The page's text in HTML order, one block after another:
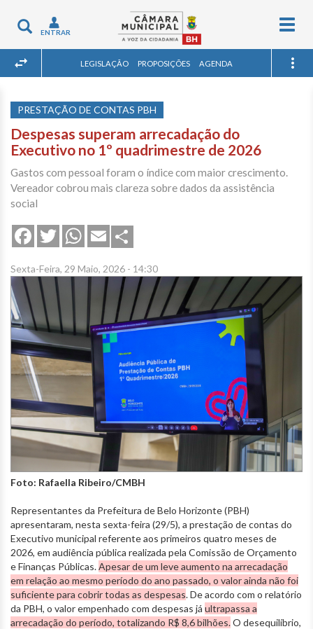
Toggle
navigation
ENTRAR
LEGISLAÇÃO PROPOSIÇÕES AGENDA
PRESTAÇÃO DE CONTAS PBH
Despesas superam arrecadação do
Executivo no 1º quadrimestre de 2026
Gastos com pessoal foram o índice com maior crescimento.
Vereador cobrou mais clareza sobre dados da assistência
social
FacebookTwitterWhatsApp
Email
Sexta-Feira, 29 Maio, 2026 - 14:30
Foto: Rafaella Ribeiro/CMBH
Representantes da Prefeitura de Belo Horizonte (PBH)
apresentaram, nesta sexta-feira (29/5), a prestação de contas do
Executivo municipal referente aos primeiros quatro meses de
2026, em audiência pública realizada pela Comissão de Orçamento
e Finanças Públicas.Apesar de um leve aumento na arrecadação
em relação ao mesmo período do ano passado, o valor ainda não foi
suficiente para cobrir todas as despesas. De acordo com o relatório
da PBH, o valor empenhado com despesas já ultrapassa a
arrecadação do período, totalizando R$ 8,6 bilhões.O desequilíbrio,